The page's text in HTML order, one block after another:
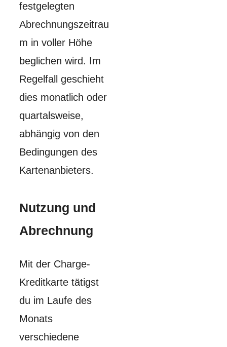
festgelegten
Abrechnungszeitrau
m in voller Höhe
beglichen wird. Im
Regelfall geschieht
dies monatlich oder
quartalsweise,
abhängig von den
Bedingungen des
Kartenanbieters.
Nutzung und
Abrechnung
Mit der Charge-
Kreditkarte tätigst
du im Laufe des
Monats
verschiedene